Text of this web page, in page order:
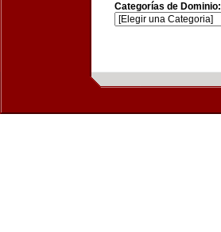
Categorías de Dominio: